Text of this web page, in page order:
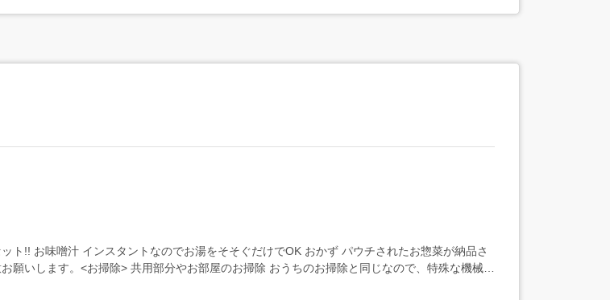
ト!! お味噌汁 インスタントなのでお湯をそそぐだけでOK おかず パウチされたお惣菜が納品さ
いします。<お掃除> 共用部分やお部屋のお掃除 おうちのお掃除と同じなので、特殊な機械や